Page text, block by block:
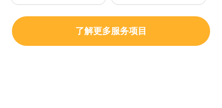
了解更多服务项目